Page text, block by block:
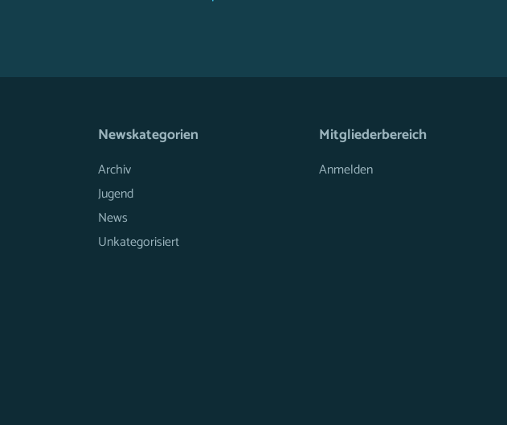
Newskategorien
Archiv
Jugend
News
Unkategorisiert
Mitgliederbereich
Anmelden